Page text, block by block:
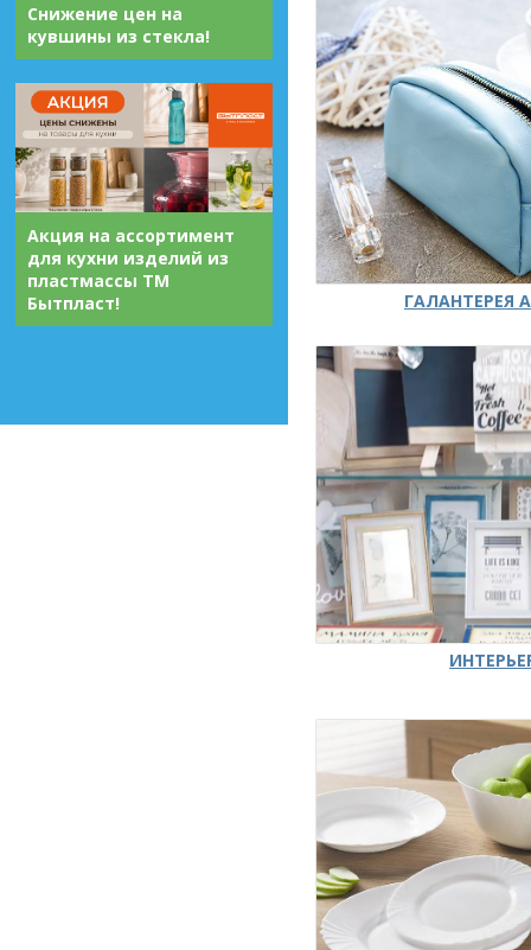
Снижение цен на
кувшины из стекла!
Акция на ассортимент
для кухни изделий из
пластмассы ТМ
Бытпласт!
ГАЛАНТЕРЕЯ